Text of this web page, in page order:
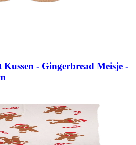
- Gingerbread Meisje -